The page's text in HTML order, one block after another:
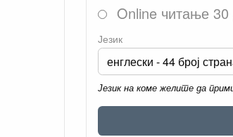
Online читање
Језик
Језик на коме желите да